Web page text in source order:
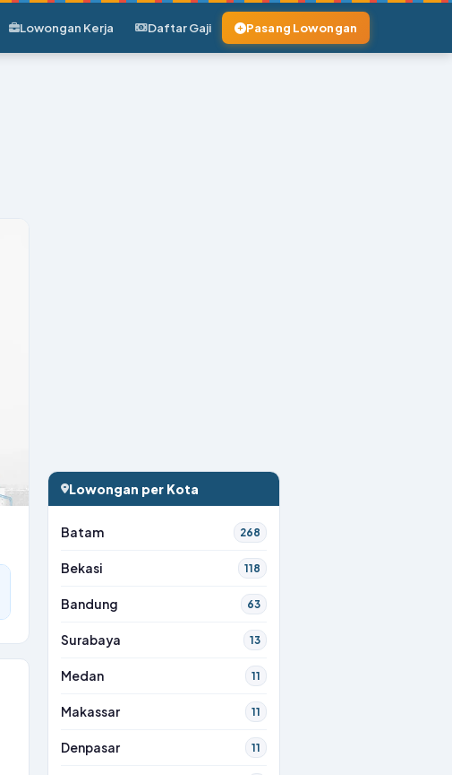
Lowongan Kerja Daftar Gaji Pasang Lowongan
Lowongan per Kota
Batam 268
Bekasi 118
Bandung 63
Surabaya 13
Medan 11
Makassar 11
Denpasar 11